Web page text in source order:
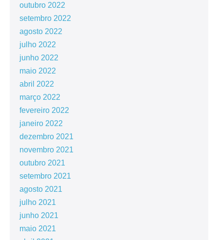
outubro 2022
setembro 2022
agosto 2022
julho 2022
junho 2022
maio 2022
abril 2022
março 2022
fevereiro 2022
janeiro 2022
dezembro 2021
novembro 2021
outubro 2021
setembro 2021
agosto 2021
julho 2021
junho 2021
maio 2021